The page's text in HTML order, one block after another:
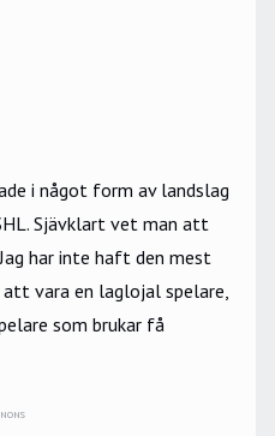
i något form av landslag
Sjävklart vet man att
har inte haft den mest
vara en laglojal spelare,
som brukar få